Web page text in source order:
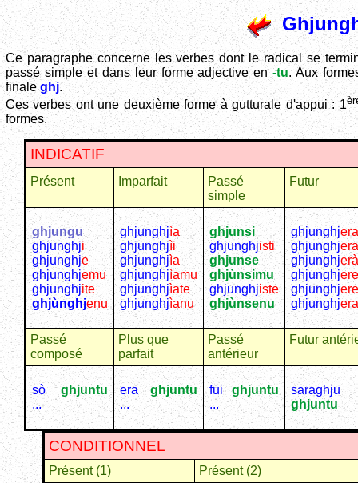
Ce paragraphe concerne les verbes dont le radical se
passé simple et dans leur forme adjective en-tu. Aux
finaleghj.
Ces verbes ont une deuxième forme à gutturale d'appui : 1
formes.
INDICATIF
Présent Imparfait
Passé
simple
Futur
ghjungu
ghjunghji
ghjunghje
ghjunghjemu
ghjunghjite
ghjùnghjenu
ghjunghjìa
ghjunghjìi
ghjunghjìa
ghjunghjìamu
ghjunghjìate
ghjunghjìanu
ghjunsi
ghjunghjisti
ghjunse
ghjùnsimu
ghjunghjiste
ghjùnsenu
ghjunghj
ghjunghj
ghjunghjerà
ghjunghj
ghjunghj
ghjunghj
Passé
composé
Plus que
parfait
Passé
antérieur
Futur
sòghjuntu
...
era ghjuntu
...
fuighjuntu
...
saraghju
ghjuntu
CONDITIONNEL
Présent (1) Présent (2)